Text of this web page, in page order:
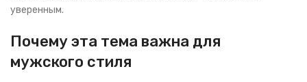
уверенным.
Почему эта тема важна для
мужского стиля